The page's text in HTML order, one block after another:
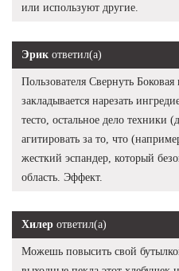
или используют другие.
Эрик ответил(а)
Пользователя Свернуть
закладывается нарезать
тесто, остальное дело техники
агитировать за то, что
жесткий эспандер, который
область. Эффект.
Хилер ответил(а)
Можешь повысить свой